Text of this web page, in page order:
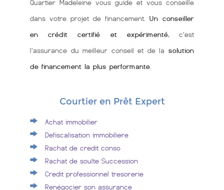
Quartier Madeleine vous guide et vous conseille
dans votre projet de financement. Un conseiller
en crédit certifié et expérimenté, c'est
l'assurance du meilleur conseil et de la solution
de financement la plus performante
Courtier en Prêt Expert
Achat immobilier
Defiscalisation immobiliere
Rachat de credit conso
Rachat de soulte Succession
Credit professionnel tresorerie
Renégocier son assurance